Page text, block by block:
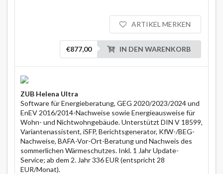
ARTIKEL MERKEN
€877,00 IN DEN WARENKORB
ZUB Helena Ultra
Software für Energieberatung, GEG 2020/2023/2024 und
EnEV 2016/2014-Nachweise sowie Energieausweise für
Wohn- und Nichtwohngebäude. Unterstützt DIN V 18599,
Variantenassistent, iSFP, Berichtsgenerator, KfW-/BEG-
Nachweise, BAFA-Vor-Ort-Beratung und Nachweis des
sommerlichen Wärmeschutzes. Inkl. 1 Jahr Update-
Service; ab dem 2. Jahr 336 EUR (entspricht 28
EUR/Monat).